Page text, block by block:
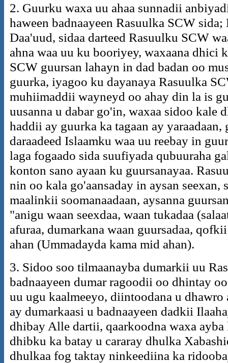
2. Guurku waxa uu ahaa sunnadii
haween badnaayeen Rasuulka SCW
Daa'uud, sidaa darteed Rasuulku SCW
ahna waa uu ku booriyey, waxaana dhici
SCW guursan lahayn in dad badan oo
guurka, iyagoo ku dayanaya Rasuulka
muhiimaddii wayneyd oo ahay din la is
uusanna u dabar go'in, waxaa sidoo
haddii ay guurka ka tagaan ay yaraadaan,
daraadeed Islaamku waa uu reebay in
laga fogaado sida suufiyada qubuuraha
konton sano ayaan ku guursanayaa.
nin oo kala go'aansaday in aysan seexan,
maalinkii soomanaadaan, aysanna
"anigu waan seexdaa, waan tukadaa
afuraa, dumarkana waan guursadaa,
ahan (Ummadayda kama mid ahan).
3. Sidoo soo tilmaanayba dumarkii uu
badnaayeen dumar ragoodii oo dhintay
uu ugu kaalmeeyo, diintoodana u
ay dumarkaasi u badnaayeen dadkii
dhibay Alle dartii, qaarkoodna waxa
dhibku ka batay u cararay dhulka
dhulkaa fog taktay ninkeediina ka